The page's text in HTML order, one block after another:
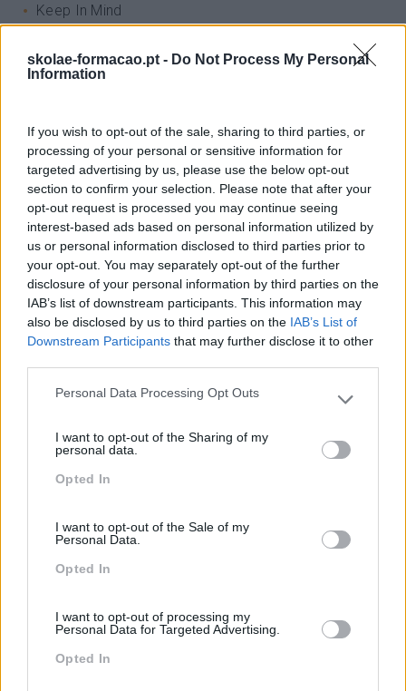
skolae-formacao.pt - Do Not Process My Personal
Information
If you wish to opt-out of the sale, sharing to third parties, or
processing of your personal or sensitive information for
targeted advertising by us, please use the below opt-out
section to confirm your selection. Please note that after your
opt-out request is processed you may continue seeing
interest-based ads based on personal information utilized by
us or personal information disclosed to third parties prior to
your opt-out. You may separately opt-out of the further
disclosure of your personal information by third parties on the
IAB’s list of downstream participants. This information may
also be disclosed by us to third parties on the IAB’s List of
Downstream Participants that may further disclose it to other
Please note that this website/app uses one or more Google
not limited to your visit or usage behaviour. You may click to
grant or deny consent to Google and its third-party tags to
use your data for below specified purposes in below Google
Personal Data Processing Opt Outs
I want to opt-out of the Sharing of my
personal data.
Opted In
I want to opt-out of the Sale of my
Personal Data.
Opted In
I want to opt-out of processing my
Personal Data for Targeted Advertising.
Opted In
Keep In Mind
Mudança
Pessoas
PORTO RH MEETING
Recursos Humanos
Sem Categoria
Sustentabilidade
Team Building
Tecnologias De Informação
Vendas E Negociação
Recentes
Feedback fora do
calendário
Como usar a escuta
ativa para reter talento,